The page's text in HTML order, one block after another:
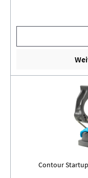
Contour